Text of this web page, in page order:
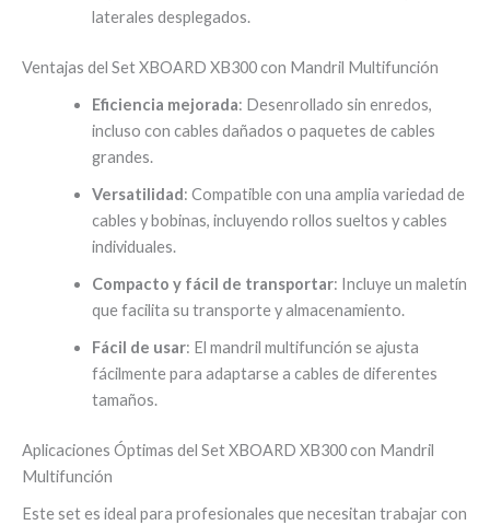
laterales desplegados.
Ventajas del Set XBOARD XB300 con Mandril Multifunción
Eficiencia mejorada: Desenrollado sin enredos,
incluso con cables dañados o paquetes de cables
grandes.
Versatilidad: Compatible con una amplia variedad de
cables y bobinas, incluyendo rollos sueltos y cables
individuales.
Compacto y fácil de transportar: Incluye un maletín
que facilita su transporte y almacenamiento.
Fácil de usar: El mandril multifunción se ajusta
fácilmente para adaptarse a cables de diferentes
tamaños.
Aplicaciones Óptimas del Set XBOARD XB300 con Mandril
Multifunción
Este set es ideal para profesionales que necesitan trabajar con